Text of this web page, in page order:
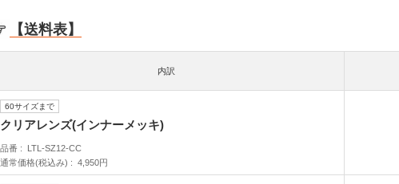
【送料表】
内訳
60サイズまで
クリアレンズ(インナーメッキ)
品番
LTL-SZ12-CC
通常価格(税込み)
4,950円